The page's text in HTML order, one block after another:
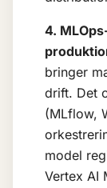
4.
bringer
drift. Det
(MLflow,
model
Vertex AI